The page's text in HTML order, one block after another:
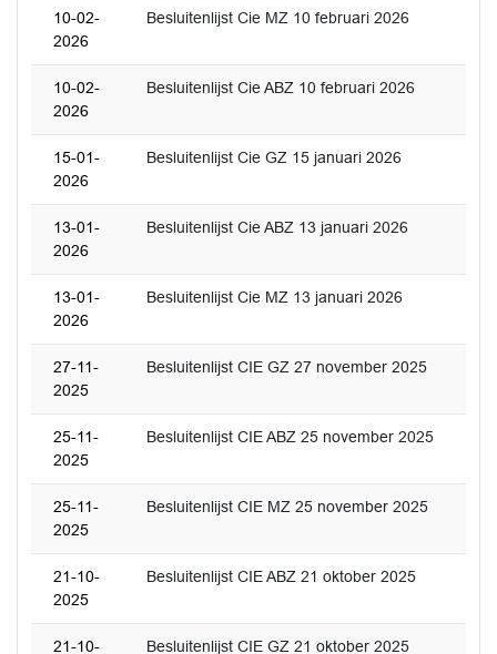
10-02-
2026
Besluitenlijst Cie MZ 10 februari 2026
10-02-
2026
Besluitenlijst Cie ABZ 10 februari 2026
15-01-
2026
Besluitenlijst Cie GZ 15 januari 2026
13-01-
2026
Besluitenlijst Cie ABZ 13 januari 2026
13-01-
2026
Besluitenlijst Cie MZ 13 januari 2026
27-11-
2025
Besluitenlijst CIE GZ 27 november 2025
25-11-
2025
Besluitenlijst CIE ABZ 25 november 2025
25-11-
2025
Besluitenlijst CIE MZ 25 november 2025
21-10-
2025
Besluitenlijst CIE ABZ 21 oktober 2025
21-10- Besluitenlijst CIE GZ 21 oktober 2025